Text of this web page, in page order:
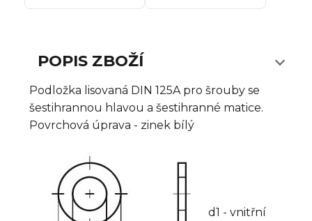
POPIS ZBOŽÍ
Podložka lisovaná DIN 125A pro šrouby se
šestihrannou hlavou a šestihranné matice.
Povrchová úprava - zinek bílý
d1 - vnitřní